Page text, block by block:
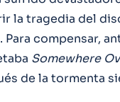
la tragedia del
compensar,
Somewhere
de la tormenta